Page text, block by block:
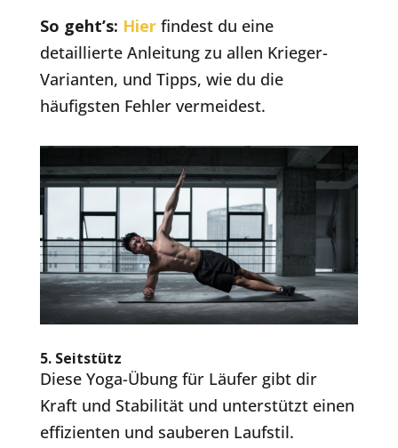
So geht’s: Hierfindest du eine
detaillierte Anleitung zu allen Krieger-
Varianten, und Tipps, wie du die
häufigsten Fehler vermeidest.
5. Seitstütz
Diese Yoga-Übung für Läufer gibt dir
Kraft und Stabilität und unterstützt einen
effizienten und sauberen Laufstil.